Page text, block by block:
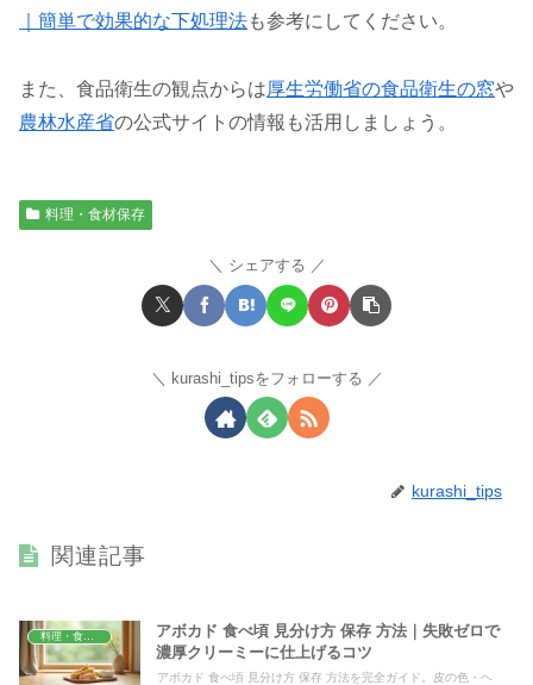
｜簡単で効果的な下処理法も参考にしてください。
また、食品衛生の観点からは厚生労働省の食品衛生の窓や
農林水産省の公式サイトの情報も活用しましょう。
料理・食材保存
シェアする
kurashi_tipsをフォローする
kurashi_tips
関連記事
料理・食材保存
アボカド 食べ頃 見分け方 保存 方法｜失敗ゼロで
濃厚クリーミーに仕上げるコツ
アボカド 食べ頃 見分け方 保存 方法を完全ガイド。皮の色・ヘ